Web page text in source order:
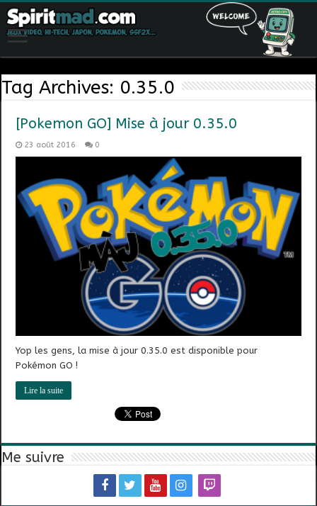
Tag Archives: 0.35.0
[Pokemon GO] Mise à jour 0.35.0
23 août 2016 0
Yop les gens, la mise à jour 0.35.0 est disponible pour
Pokémon GO !
Lire la suite
Me suivre